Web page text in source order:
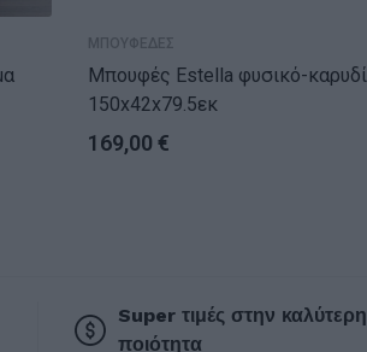
ΜΠΟΥΦΕΔΕΣ
Μπουφές Estella φυσικό-καρυδί
150x42x79.5εκ
169,00 €
Super τιμές στην καλύτερη
ποιότητα